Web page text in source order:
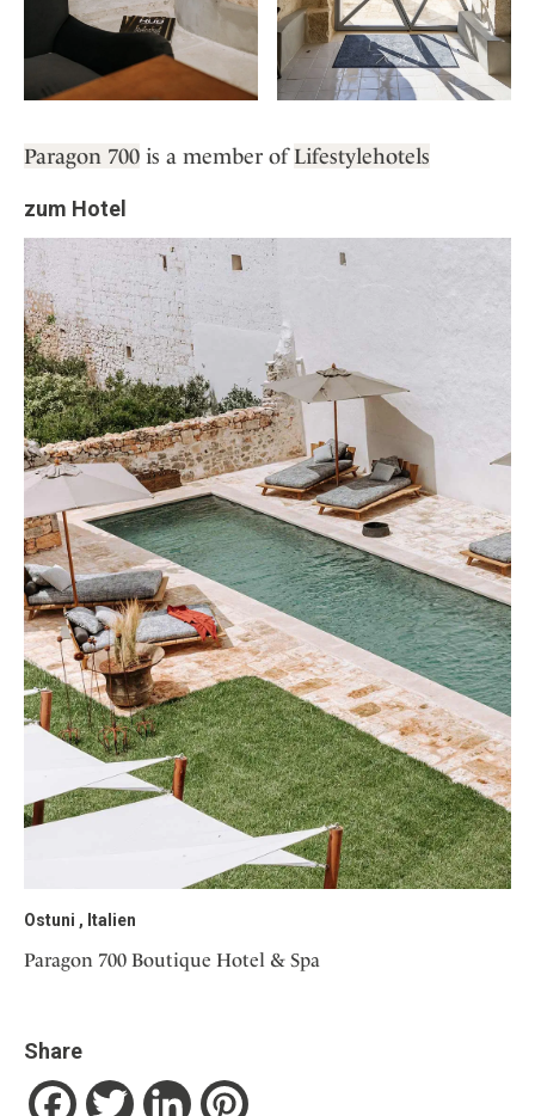
Paragon 700 is a member ofLifestylehotels
zum Hotel
Ostuni , Italien
Paragon 700 Boutique Hotel & Spa
Share
FacebookTwitter LinkedIn